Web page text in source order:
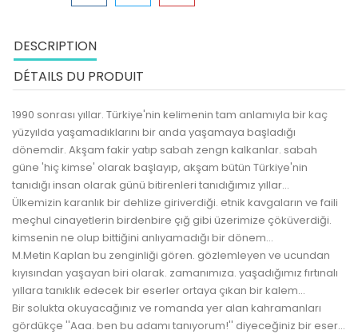
DESCRIPTION
DÉTAILS DU PRODUIT
1990 sonrası yıllar. Türkiye'nin kelimenin tam anlamıyla bir kaç
yüzyılda yaşamadıklarını bir anda yaşamaya başladığı
dönemdir. Akşam fakir yatıp sabah zengn kalkanlar. sabah
güne 'hiç kimse' olarak başlayıp, akşam bütün Türkiye'nin
tanıdığı insan olarak günü bitirenleri tanıdığımız yıllar...
Ülkemizin karanlık bir dehlize giriverdiği. etnik kavgaların ve faili
meçhul cinayetlerin birdenbire çığ gibi üzerimize çöküverdiği.
kimsenin ne olup bittiğini anlıyamadığı bir dönem...
M.Metin Kaplan bu zenginliği gören. gözlemleyen ve ucundan
kıyısından yaşayan biri olarak. zamanımıza. yaşadığımız fırtınalı
yıllara tanıklık edecek bir eserler ortaya çıkan bir kalem...
Bir solukta okuyacağınız ve romanda yer alan kahramanları
gördükçe ''Aaa. ben bu adamı tanıyorum!'' diyeceğiniz bir eser...